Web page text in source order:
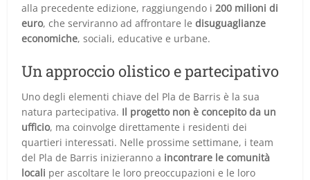
alla precedente edizione, raggiungendo i200 milioni di
euro, che serviranno ad affrontare ledisuguaglianze
economiche, sociali, educative e urbane.
Un approccio olistico e partecipativo
Uno degli elementi chiave del Pla de Barris è la sua
natura partecipativa. Il progetto non è concepito da un
ufficio, ma coinvolge direttamente i residenti dei
quartieri interessati. Nelle prossime settimane, i team
del Pla de Barris inizieranno a incontrare le comunità
locali per ascoltare le loro preoccupazioni e le loro